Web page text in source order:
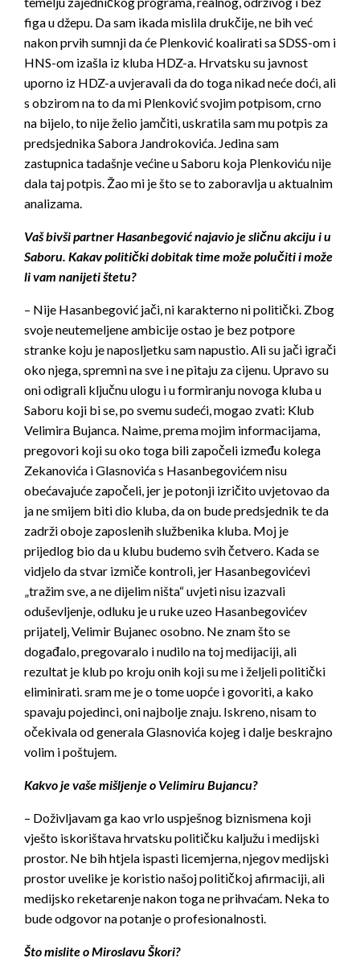
figa u džepu. Da sam ikada mislila drukčije, ne bih već
nakon prvih sumnji da će Plenković koalirati sa SDSS-om i
HNS-om izašla iz kluba HDZ-a. Hrvatsku su javnost
uporno iz HDZ-a uvjeravali da do toga nikad neće doći, ali
s obzirom na to da mi Plenković svojim potpisom, crno
na bijelo, to nije želio jamčiti, uskratila sam mu potpis za
predsjednika Sabora Jandrokovića. Jedina sam
zastupnica tadašnje većine u Saboru koja Plenkoviću nije
dala taj potpis. Žao mi je što se to zaboravlja u aktualnim
analizama.
Vaš bivši partner Hasanbegović najavio je sličnu akciju i u
Saboru. Kakav politički dobitak time može polučiti i može
li vam nanijeti štetu?
– Nije Hasanbegović jači, ni karakterno ni politički. Zbog
svoje neutemeljene ambicije ostao je bez potpore
stranke koju je naposljetku sam napustio. Ali su jači igrači
oko njega, spremni na sve i ne pitaju za cijenu. Upravo su
oni odigrali ključnu ulogu i u formiranju novoga kluba u
Saboru koji bi se, po svemu sudeći, mogao zvati: Klub
Velimira Bujanca. Naime, prema mojim informacijama,
pregovori koji su oko toga bili započeli između kolega
Zekanovića i Glasnovića s Hasanbegovićem nisu
obećavajuće započeli, jer je potonji izričito uvjetovao da
ja ne smijem biti dio kluba, da on bude predsjednik te da
zadrži oboje zaposlenih službenika kluba. Moj je
prijedlog bio da u klubu budemo svih četvero. Kada se
vidjelo da stvar izmiče kontroli, jer Hasanbegovićevi
„tražim sve, a ne dijelim ništa“ uvjeti nisu izazvali
oduševljenje, odluku je u ruke uzeo Hasanbegovićev
prijatelj, Velimir Bujanec osobno. Ne znam što se
događalo, pregovaralo i nudilo na toj medijaciji, ali
rezultat je klub po kroju onih koji su me i željeli politički
eliminirati. sram me je o tome uopće i govoriti, a kako
spavaju pojedinci, oni najbolje znaju. Iskreno, nisam to
očekivala od generala Glasnovića kojeg i dalje beskrajno
volim i poštujem.
Kakvo je vaše mišljenje o Velimiru Bujancu?
– Doživljavam ga kao vrlo uspješnog biznismena koji
vješto iskorištava hrvatsku političku kaljužu i medijski
prostor. Ne bih htjela ispasti licemjerna, njegov medijski
prostor uvelike je koristio našoj političkoj afirmaciji, ali
medijsko reketarenje nakon toga ne prihvaćam. Neka to
bude odgovor na potanje o profesionalnosti.
Što mislite o Miroslavu Škori?